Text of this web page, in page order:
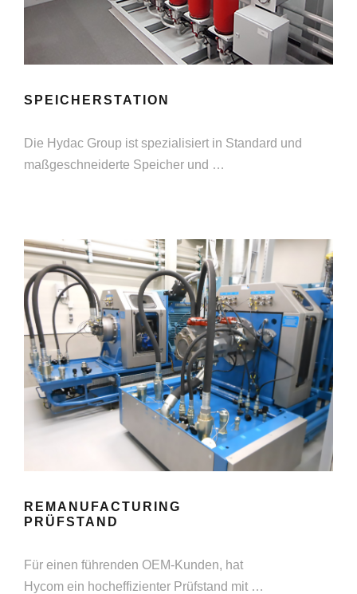
SPEICHERSTATION
Die Hydac Group ist spezialisiert in Standard und
maßgeschneiderte Speicher und …
REMANUFACTURING
PRÜFSTAND
Für einen führenden OEM-Kunden, hat
Hycom ein hocheffizienter Prüfstand mit …